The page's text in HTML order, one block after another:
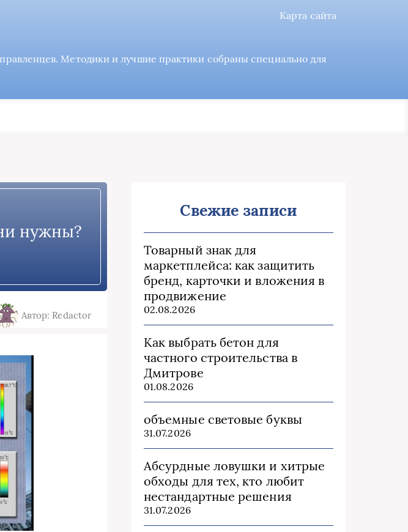
Карта сайта
Методики и лучшие практики собраны специально для
нужны?
Автор: Redactor
Свежие записи
Товарный знак для
маркетплейса: как защитить
бренд, карточки и вложения в
продвижение
02.08.2026
Как выбрать бетон для
частного строительства в
Дмитрове
01.08.2026
объемные световые буквы
31.07.2026
Абсурдные ловушки и хитрые
обходы для тех, кто любит
нестандартные решения
31.07.2026